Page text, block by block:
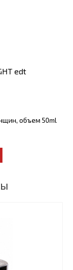
edt
объем 50ml